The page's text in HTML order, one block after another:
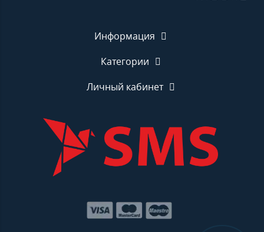
Информация
Категории
Личный кабинет